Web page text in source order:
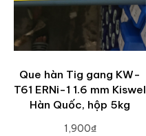
Que hàn Tig gang KW-
T61 ERNi-1 1.6 mm Kiswel
Hàn Quốc, hộp 5kg
1,900₫